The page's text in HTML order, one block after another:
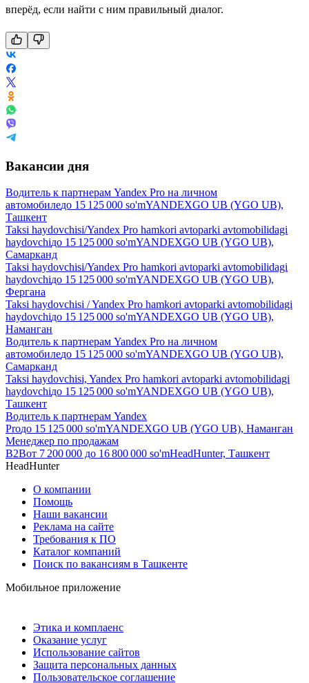
вперёд, если найти с ним правильный диалог.
Вакансии дня
Водитель к партнерам Yandex Pro на личном
автомобиледо 15 125 000 so'mYANDEXGO UB (YGO UB),
Ташкент
Taksi haydovchisi/Yandex Pro hamkori avtoparki avtomobilidagi
haydovchiдо 15 125 000 so'mYANDEXGO UB (YGO UB),
Самарканд
Taksi haydovchisi/Yandex Pro hamkori avtoparki avtomobilidagi
haydovchiдо 15 125 000 so'mYANDEXGO UB (YGO UB),
Фергана
Taksi haydovchisi / Yandex Pro hamkori avtoparki avtomobilidagi
haydovchiдо 15 125 000 so'mYANDEXGO UB (YGO UB),
Наманган
Водитель к партнерам Yandex Pro на личном
автомобиледо 15 125 000 so'mYANDEXGO UB (YGO UB),
Самарканд
Taksi haydovchisi, Yandex Pro hamkori avtoparki avtomobilidagi
haydovchiдо 15 125 000 so'mYANDEXGO UB (YGO UB),
Ташкент
Водитель к партнерам Yandex
Proдо 15 125 000 so'mYANDEXGO UB (YGO UB), Наманган
Менеджер по продажам
B2Bот 7 200 000 до 16 800 000 so'mHeadHunter, Ташкент
HeadHunter
О компании
Помощь
Наши вакансии
Реклама на сайте
Требования к ПО
Каталог компаний
Поиск по вакансиям в Ташкенте
Мобильное приложение
Этика и комплаенс
Оказание услуг
Использование сайтов
Защита персональных данных
Пользовательское соглашение